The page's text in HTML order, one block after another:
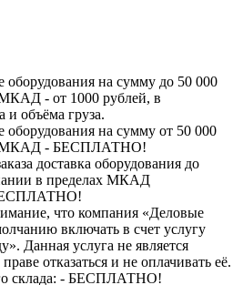
оборудования на сумму до 50 000
- от 1000 рублей, в
и объёма груза.
оборудования на сумму от 50 000
МКАД - БЕСПЛАТНО!
доставка оборудования до
в пределах МКАД
БЕСПЛАТНО!
что компания «Деловые
включать в счет услугу
Данная услуга не является
отказаться и не оплачивать её.
склада: - БЕСПЛАТНО!